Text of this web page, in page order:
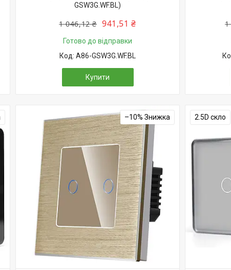
GSW3G.WF.BL)
1 046,12 ₴ 941,51 ₴
Готово до відправки
A86-GSW3G.WF.BL
Купити
1
–10% 2.5D скло